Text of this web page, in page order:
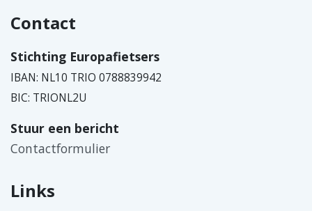
Contact
Stichting Europafietsers
IBAN: NL10 TRIO 0788839942
BIC: TRIONL2U
Stuur een bericht
Contactformulier
Links